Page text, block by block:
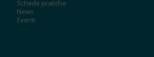
Schede pratiche
News
Eventi